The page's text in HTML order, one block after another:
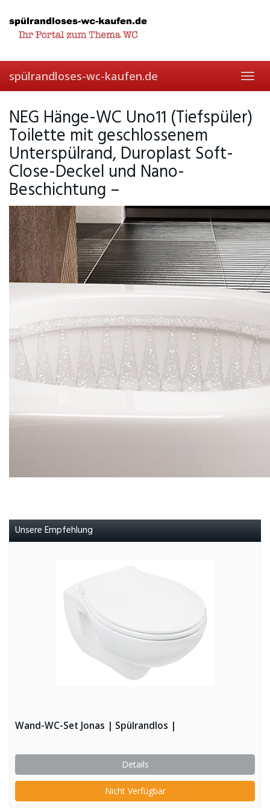
main
content
spülrandloses-wc-kaufen.de
NEG Hänge-WC Uno11 (Tiefspüler)
Toilette mit geschlossenem
Unterspülrand, Duroplast Soft-
Close-Deckel und Nano-
Beschichtung –
Unsere Empfehlung
Wand-WC-Set Jonas | Spülrandlos |
Details
Nicht Verfügbar